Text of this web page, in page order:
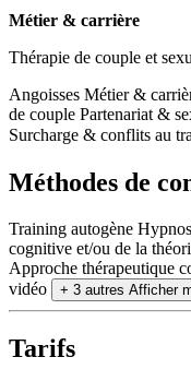
Métier & carrière
Thérapie de couple et
Angoisses Métier &
de couple Partenariat &
Surcharge & conflits au
Méthodes de
Training autogène
cognitive et/ou de la
Approche thérapeutique
vidéo
+ 3 autres Afficher
Tarifs